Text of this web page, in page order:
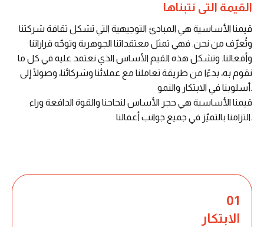
القيمة التى نتبناها
قيمنا الأساسية هي المبادئ التوجيهية التي تشكل ثقافة شركتنا
وتُعرّف من نحن. فهي تمثل معتقداتنا الجوهرية وتوجّه قراراتنا
وأفعالنا. وتشكل هذه القيم الأساس الذي نعتمد عليه في كل ما
نقوم به، بدءًا من طريقة تعاملنا مع عملائنا وشركائنا، وصولًا إلى
أسلوبنا في الابتكار والنمو.
قيمنا الأساسية هي حجر الأساس لنجاحنا والقوة الدافعة وراء
التزامنا بالتميّز في جميع جوانب أعمالنا.
01
الابتكار